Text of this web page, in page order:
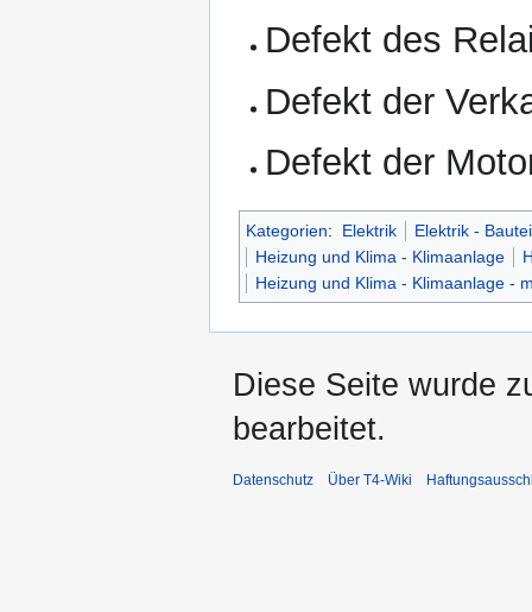
Defekt des
Defekt der
Defekt der
Kategorien: Elektrik
Elektrik -
Heizung und Klima - Klimaanlage
Heizung und Klima - Klimaanlage -
Diese Seite wurde
bearbeitet.
Datenschutz Über T4-Wiki